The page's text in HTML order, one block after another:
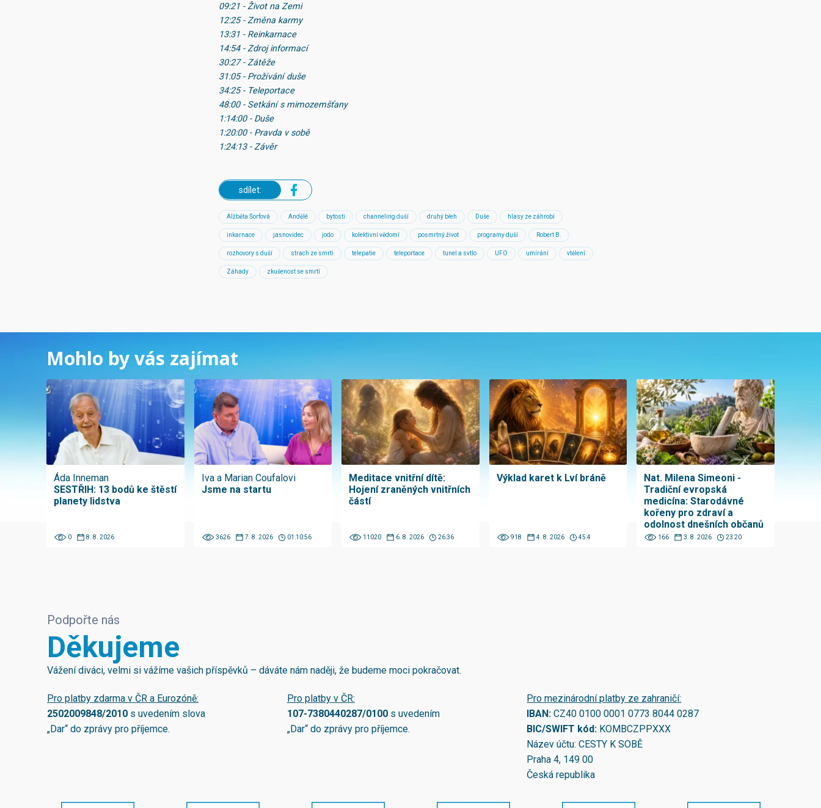
09:21 - Život na Zemi
12:25 - Změna karmy
13:31 - Reinkarnace
14:54 - Zdroj informací
30:27 - Zátěže
31:05 - Prožívání duše
34:25 - Teleportace
48:00 - Setkání s mimozemšťany
1:14:00 - Duše
1:20:00 - Pravda v sobě
1:24:13 - Závěr
sdílet:
Alžběta Šorfová Andělé bytosti channeling duší druhý břeh Duše hlasy ze záhrobí
inkarnace jasnovidec jodo kolektivní vědomí posmrtný život programy duší Robert B.
rozhovory s duší strach ze smrti telepatie teleportace tunel a svtlo UFO umírání vtělení
Záhady zkušenost se smrtí
Mohlo by vás zajímat
Áda Inneman
SESTŘIH: 13 bodů ke štěstí
planety lidstva
0 8. 8. 2026
Iva a Marian Coufalovi
Jsme na startu
3626 7. 8. 2026 01:10:56
Meditace vnitřní dítě:
Hojení zraněných vnitřních
částí
11020 6. 8. 2026 26:36
Výklad karet k Lví bráně
918 4. 8. 2026 45:4
Nat. Milena Simeoni -
Tradiční evropská
medicína: Starodávné
kořeny pro zdraví a
odolnost dnešních občanů
166 3. 8. 2026 23:20
Podpořte nás
Děkujeme
Vážení diváci, velmi si vážíme vašich příspěvků – dáváte nám naději, že budeme moci pokračovat.
Pro platby zdarma v ČR a Eurozóně:
2502009848/2010 s uvedením slova
„Dar“ do zprávy pro příjemce.
Pro platby v ČR:
107-7380440287/0100s uvedením
„Dar“ do zprávy pro příjemce.
Pro mezinárodní platby ze zahraničí:
IBAN:CZ40 0100 0001 0773 8044 0287
BIC/SWIFT kód: KOMBCZPPXXX
Název účtu: CESTY K SOBĚ
Praha 4, 149 00
Česká republika